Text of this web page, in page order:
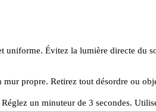
Évitez la lumière directe du
propre. Retirez tout désordre ou
un minuteur de 3 secondes.